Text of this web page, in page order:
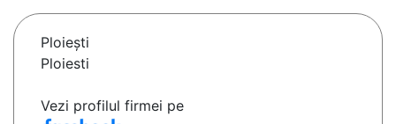
Ploieşti
Ploiesti
Vezi profilul firmei pe